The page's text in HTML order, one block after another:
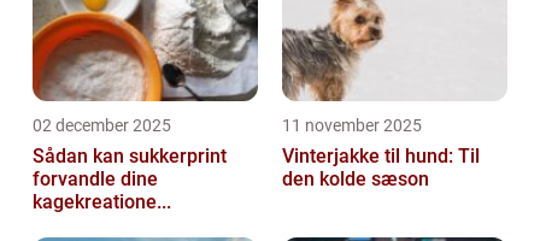
02 december 2025
Sådan kan sukkerprint
forvandle dine
kagekreatione...
11 november 2025
Vinterjakke til hund: Til
den kolde sæson